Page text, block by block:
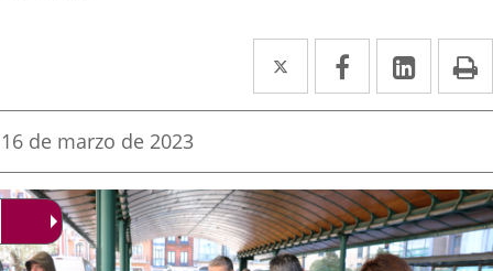
Twitter
Enlace
a
aplicación
externa.
Facebook
Enlace
a
aplicación
externa.
Enlace
a
Fecha
la
noticia
16 de marzo de 2023